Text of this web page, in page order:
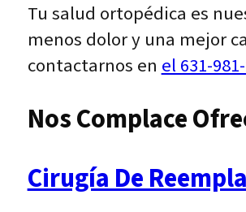
Tu salud ortopédica es
menos dolor y una mejor
contactarnos enel 631-
Nos Complace
Cirugía De